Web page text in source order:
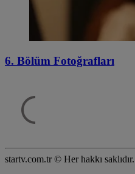
6. Bölüm Fotoğrafları
startv.com.tr © Her hakkı saklıdır.